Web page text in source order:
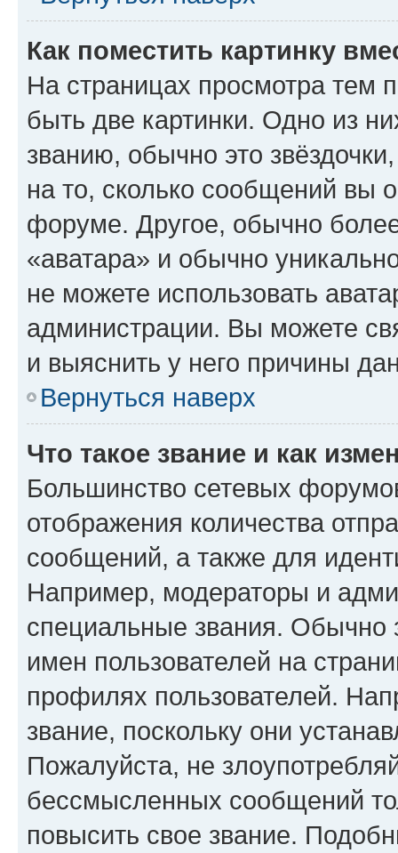
Как поместить картинку
На страницах просмотра тем
быть две картинки. Одно из
званию, обычно это
на то, сколько сообщений вы
форуме. Другое, обычно
«аватара» и обычно
не можете использовать
администрации. Вы можете
и выяснить у него причины
Вернуться наверх
Что такое звание и как
Большинство сетевых
отображения количества
сообщений, а также для
Например, модераторы и
специальные звания. Обычно
имен пользователей на
профилях пользователей.
звание, поскольку они
Пожалуйста, не
бессмысленных сообщений
повысить свое звание.